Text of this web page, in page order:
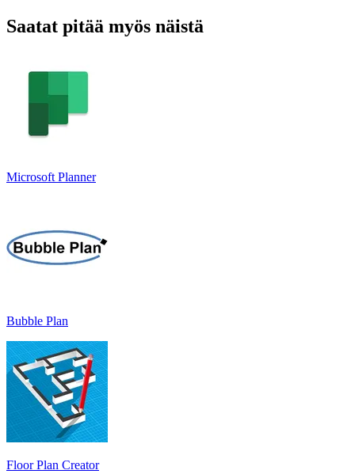
Saatat pitää myös näistä
Microsoft Planner
Bubble Plan
Floor Plan Creator